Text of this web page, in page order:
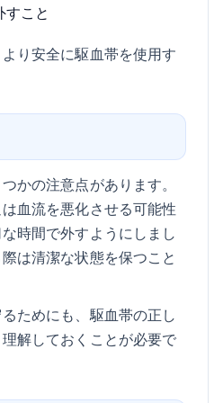
こと
り安全に駆血帯を使用す
かの注意点があります。
血流を悪化させる可能性
時間で外すようにしまし
は清潔な状態を保つこと
ためにも、駆血帯の正し
解しておくことが必要で